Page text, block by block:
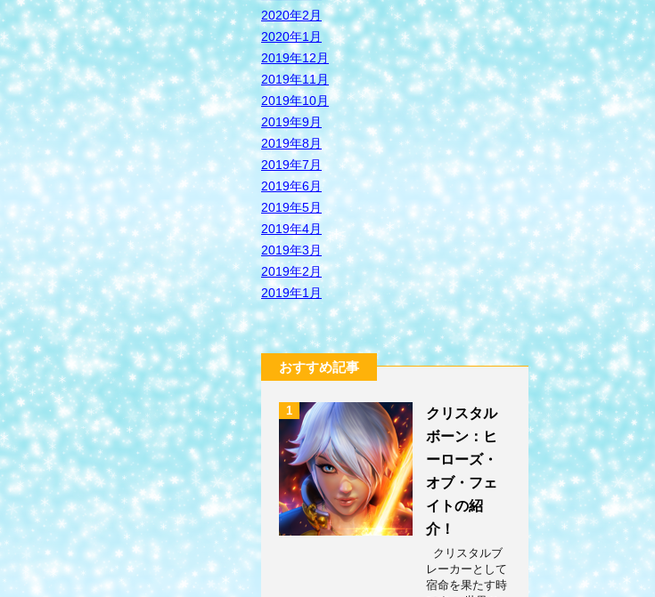
2020年2月
2020年1月
2019年12月
2019年11月
2019年10月
2019年9月
2019年8月
2019年7月
2019年6月
2019年5月
2019年4月
2019年3月
2019年2月
2019年1月
おすすめ記事
1
クリスタル
ボーン：ヒ
ーローズ・
オブ・フェ
イトの紹
介！
クリスタルブ
レーカーとして
宿命を果たす時